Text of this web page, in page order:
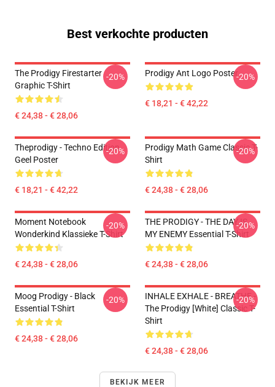
Best verkochte producten
The Prodigy Firestarter
Graphic T-Shirt
€ 24,38 - € 28,06
-20% Prodigy Ant Logo Poster
€ 18,21 - € 42,22
-20%
Theprodigy - Techno Edition
Geel Poster
€ 18,21 - € 42,22
-20%
Prodigy Math Game Classic T-
Shirt
€ 24,38 - € 28,06
-20%
Moment Notebook
Wonderkind Klassieke T-Shirt
€ 24,38 - € 28,06
-20%
THE PRODIGY - THE DAY IS
MY ENEMY Essential T-Shirt
€ 24,38 - € 28,06
-20%
Moog Prodigy - Black
Essential T-Shirt
€ 24,38 - € 28,06
-20%
INHALE EXHALE - BREATHE -
The Prodigy [White] Classic T-
Shirt
€ 24,38 - € 28,06
-20%
BEKIJK MEER